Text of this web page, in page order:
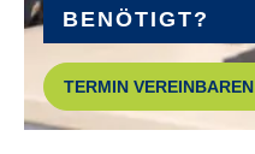
KETTENSCHUTZ :
HORN Catena 17
BENÖTIGT?
TERMIN VEREINBAREN